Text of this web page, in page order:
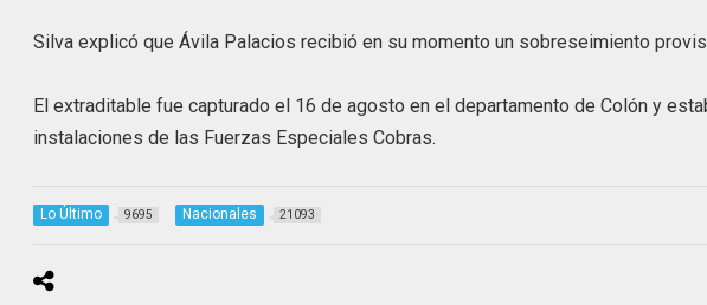
Silva explicó que Ávila Palacios recibió en su momento un sobreseimiento
El extraditable fue capturado el 16 de agosto en el departamento de Colón y
instalaciones de las Fuerzas Especiales Cobras.
Lo Último 9695 Nacionales 21093